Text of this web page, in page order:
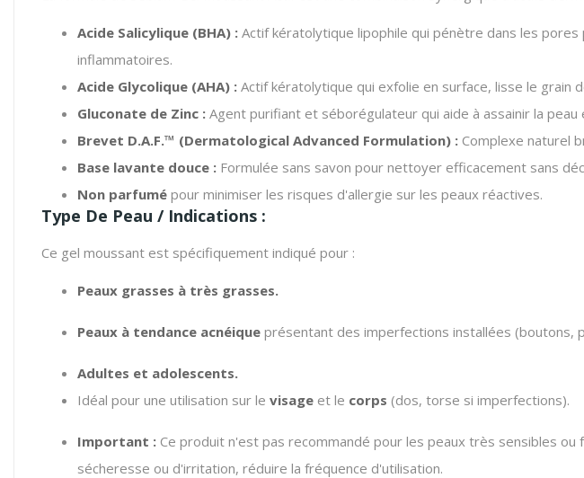
Acide Salicylique (BHA) : Actif kératolytique lipophile qui pénètre dans les
inflammatoires.
Acide Glycolique (AHA) : Actif kératolytique qui exfolie en surface, lisse le grain
Gluconate de Zinc : Agent purifiant et séborégulateur qui aide à assainir la
Brevet D.A.F.™ (Dermatological Advanced Formulation) : Complexe naturel
Base lavante douce : Formulée sans savon pour nettoyer efficacement sans
Non parfumé pour minimiser les risques d'allergie sur les peaux réactives.
Type De Peau / Indications :
Ce gel moussant est spécifiquement indiqué pour :
Peaux grasses à très grasses.
Peaux à tendance acnéique présentant des imperfections installées
Adultes et adolescents.
Idéal pour une utilisation sur le visage et le corps (dos, torse si imperfections).
Important : Ce produit n'est pas recommandé pour les peaux très sensibles
sécheresse ou d'irritation, réduire la fréquence d'utilisation.